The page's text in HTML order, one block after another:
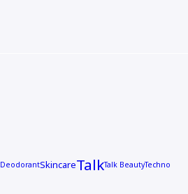
DeodorantSkincareTalkTalk BeautyTechno